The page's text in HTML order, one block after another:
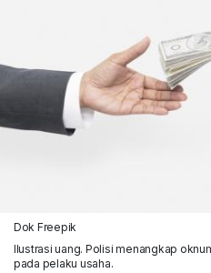
Dok Freepik
Ilustrasi uang. Polisi menangkap
pada pelaku usaha.